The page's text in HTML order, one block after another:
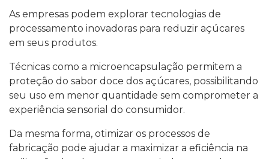
As empresas podem explorar tecnologias de
processamento inovadoras para reduzir açúcares
em seus produtos.
Técnicas como a microencapsulação permitem a
proteção do sabor doce dos açúcares, possibilitando
seu uso em menor quantidade sem comprometer a
experiência sensorial do consumidor.
Da mesma forma, otimizar os processos de
fabricação pode ajudar a maximizar a eficiência na